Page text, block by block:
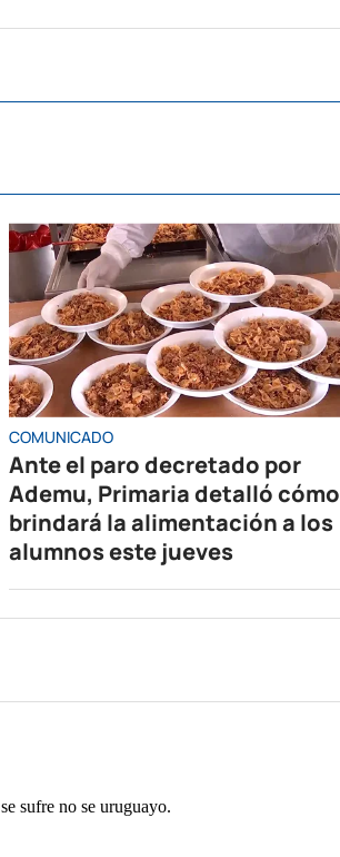
COMUNICADO
Ante el paro decretado por
Ademu, Primaria detalló cómo
brindará la alimentación a los
alumnos este jueves